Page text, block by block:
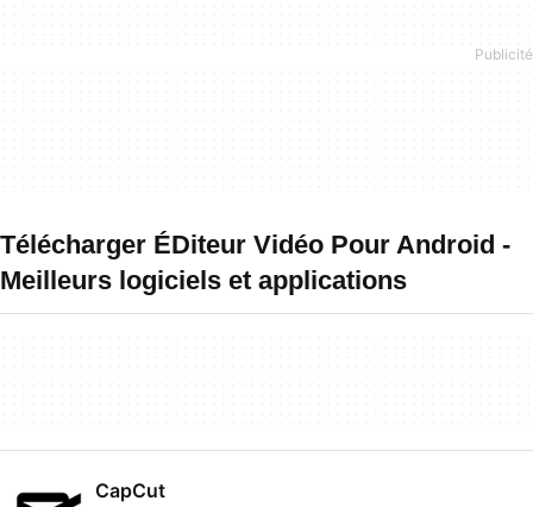
Télécharger ÉDiteur Vidéo Pour Android -
Meilleurs logiciels et applications
CapCut